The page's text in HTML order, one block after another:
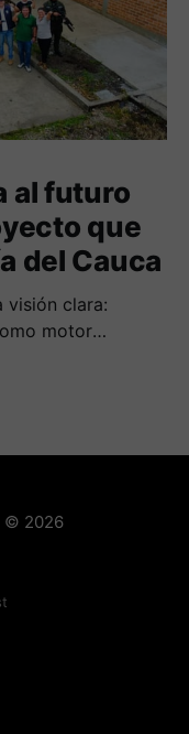
al futuro
que
del Cauca
visión clara:
motor
© 2026